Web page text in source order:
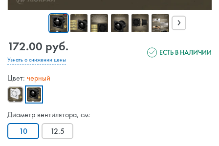
›
172.00 руб.
Узнать о снижении цены
ЕСТЬ В НАЛИЧИИ
Цвет: черный
Диаметр вентилятора, см:
10
12.5